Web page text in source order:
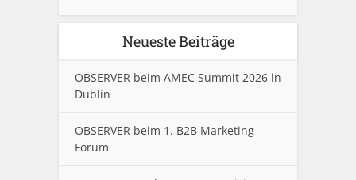
Neueste Beiträge
OBSERVER beim AMEC Summit 2026 in
Dublin
OBSERVER beim 1. B2B Marketing
Forum